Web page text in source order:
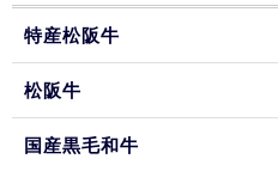
特産松阪牛
松阪牛
国産黒毛和牛